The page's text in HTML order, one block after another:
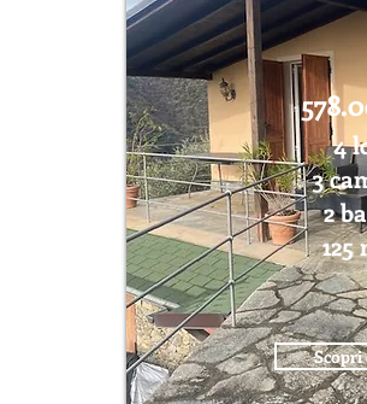
4
3
2
125
Scopri